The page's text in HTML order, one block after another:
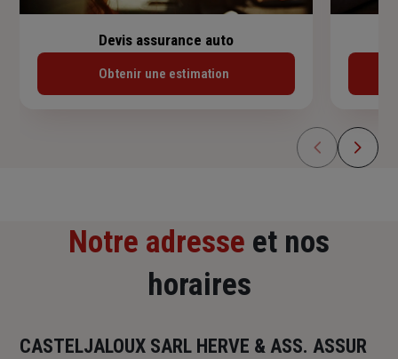
Devis assurance auto
Obtenir une estimation
Notre adresse et nos
horaires
CASTELJALOUX SARL HERVE & ASS. ASSUR